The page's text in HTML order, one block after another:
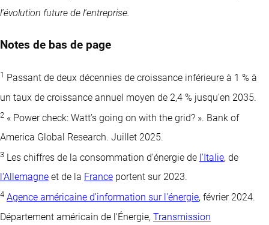
l'évolution future de l'entreprise.
Notes de bas de page
1 Passant de deux décennies de croissance inférieure à 1 % à
un taux de croissance annuel moyen de 2,4 % jusqu'en 2035.
2 « Power check: Watt’s going on with the grid? ». Bank of
America Global Research. Juillet 2025.
3 Les chiffres de la consommation d'énergie de l'Italie, de
l'Allemagne et de la France portent sur 2023.
4 Agence américaine d'information sur l'énergie, février 2024.
Département américain de l'Énergie, Transmission